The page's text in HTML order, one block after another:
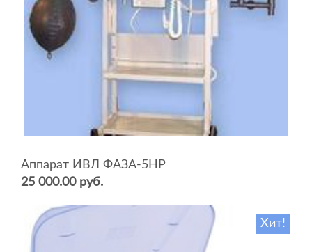
Аппарат ИВЛ ФАЗА-5НР
25 000.00 руб.
Хит!